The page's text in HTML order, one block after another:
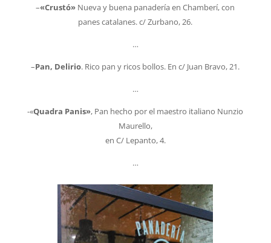
–«Crustó» Nueva y buena panadería en Chamberí, con
panes catalanes. c/ Zurbano, 26.
…
–Pan, Delirio. Rico pan y ricos bollos. En c/ Juan Bravo, 21.
…
-«Quadra Panis», Pan hecho por el maestro italiano Nunzio
Maurello,
en C/ Lepanto, 4.
…